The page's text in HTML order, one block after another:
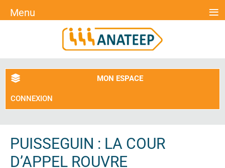
MON ESPACE
CONNEXION
PUISSEGUIN : LA COUR
D’APPEL ROUVRE
Menu ≡